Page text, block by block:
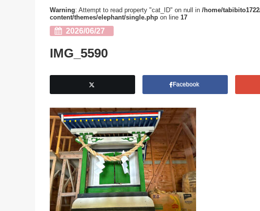
Warning: Attempt to read property "cat_ID" on null in /home/
content/themes/elephant/single.php on line 17
2026/06/27
IMG_5590
Facebook